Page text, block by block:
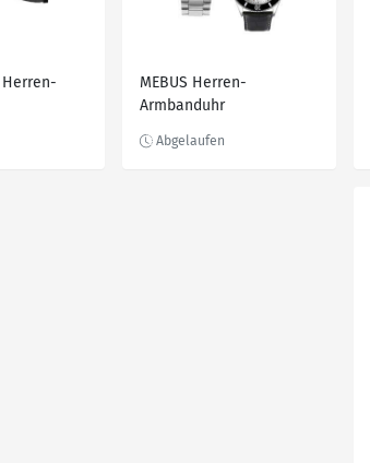
Herren-
MEBUS Herren-
Armbanduhr